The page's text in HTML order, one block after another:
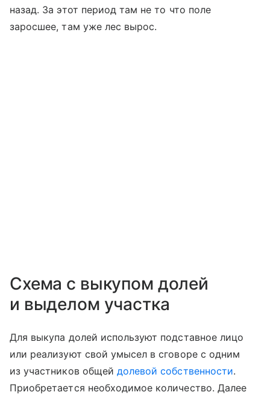
назад. За этот период там не то что поле
заросшее, там уже лес вырос.
Схема с выкупом долей
и выделом участка
Для выкупа долей используют подставное лицо
или реализуют свой умысел в сговоре с одним
из участников общей долевой собственности.
Приобретается необходимое количество. Далее